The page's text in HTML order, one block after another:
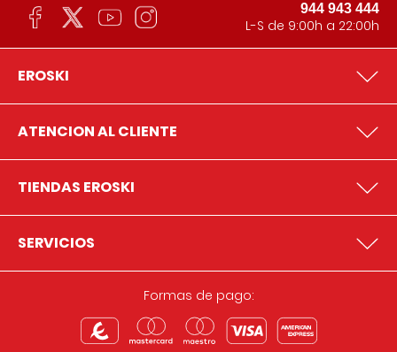
944 943 444
L-S de 9:00h a 22:00h
EROSKI
ATENCION AL CLIENTE
TIENDAS EROSKI
SERVICIOS
Formas de pago: